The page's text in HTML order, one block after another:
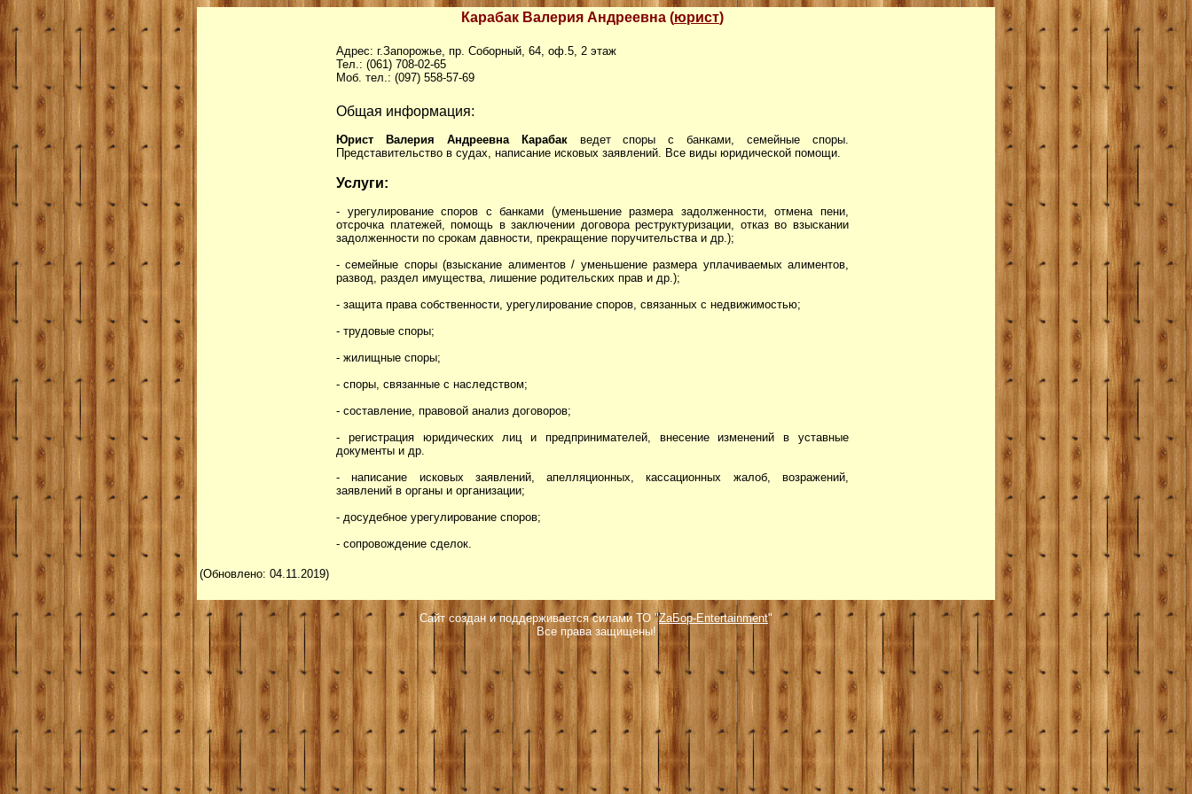
Карабак Валерия Андреевна (юрист)
Адрес: г.Запорожье, пр. Соборный, 64, оф.5, 2 этаж
Тел.: (061) 708-02-65
Моб. тел.: (097) 558-57-69
Общая информация:
Юрист Валерия Андреевна Карабакведет споры с банками, семейные споры.
Представительство в судах, написание исковых заявлений. Все виды юридической помощи.
Услуги:
- урегулирование споров с банками (уменьшение размера задолженности, отмена пени,
отсрочка платежей, помощь в заключении договора реструктуризации, отказ во взыскании
задолженности по срокам давности, прекращение поручительства и др.);
- семейные споры (взыскание алиментов / уменьшение размера уплачиваемых алиментов,
развод, раздел имущества, лишение родительских прав и др.);
- защита права собственности, урегулирование споров, связанных с недвижимостью;
- трудовые споры;
- жилищные споры;
- споры, связанные с наследством;
- составление, правовой анализ договоров;
- регистрация юридических лиц и предпринимателей, внесение изменений в уставные
документы и др.
- написание исковых заявлений, апелляционных, кассационных жалоб, возражений,
заявлений в органы и организации;
- досудебное урегулирование споров;
- сопровождение сделок.
(Обновлено: 04.11.2019)
Сайт создан и поддерживается силами ТО "ZаБор-Entertainment"
Все права защищены!